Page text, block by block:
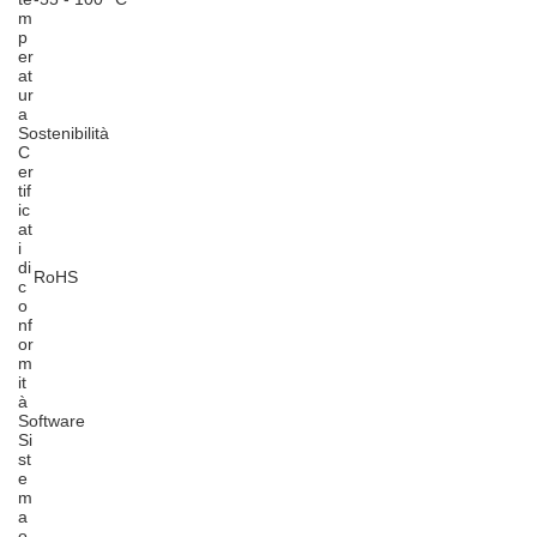
m
p
er
at
ur
a
Sostenibilità
C
er
tif
ic
at
i
di
c
o
nf
or
m
it
à
RoHS
Software
Si
st
e
m
a